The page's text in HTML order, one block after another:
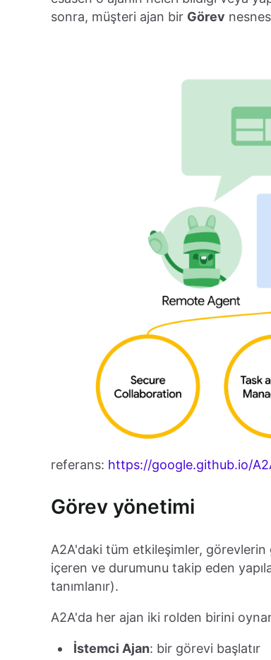
sonra, müşteri ajan bir Görev
referans: https://google.github.io/
Görev yönetimi
A2A'daki tüm etkileşimler, görevlerin
içeren ve durumunu takip eden
tanımlanır).
A2A'da her ajan iki rolden birini
İstemci Ajan: bir görevi başlatır